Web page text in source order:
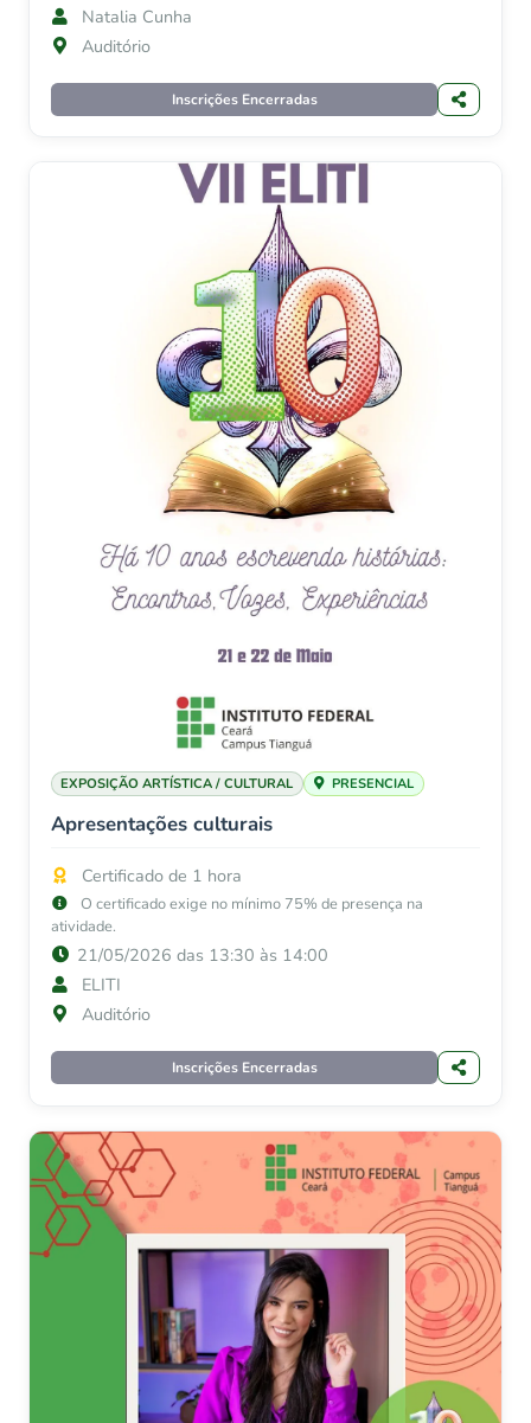
Natalia Cunha
Auditório
Inscrições Encerradas
EXPOSIÇÃO ARTÍSTICA / CULTURAL PRESENCIAL
Apresentações culturais
Certificado de 1 hora
O certificado exige no mínimo 75% de presença na
atividade.
21/05/2026 das 13:30 às 14:00
ELITI
Auditório
Inscrições Encerradas